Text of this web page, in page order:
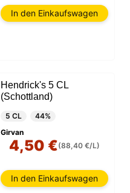
In den Einkaufswagen
Hendrick's 5 CL
(Schottland)
5 CL
44%
Girvan
4,50 €(88,40 €/L)
In den Einkaufswagen